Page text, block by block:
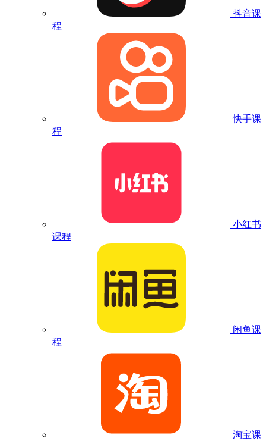
抖音课
程
快手课
程
小红书
课程
闲鱼课
程
淘宝课